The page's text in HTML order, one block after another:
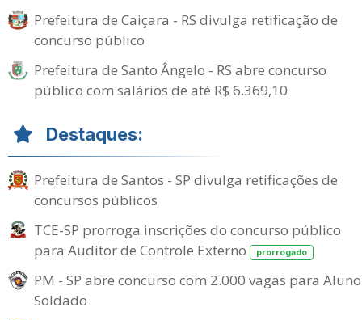
Prefeitura de Caiçara - RS divulga retificação de
concurso público
Prefeitura de Santo Ângelo - RS abre concurso
público com salários de até R$ 6.369,10
Destaques:
Prefeitura de Santos - SP divulga retificações de
concursos públicos
TCE-SP prorroga inscrições do concurso público
para Auditor de Controle Externo
prorrogado
PM - SP abre concurso com 2.000 vagas para
Soldado